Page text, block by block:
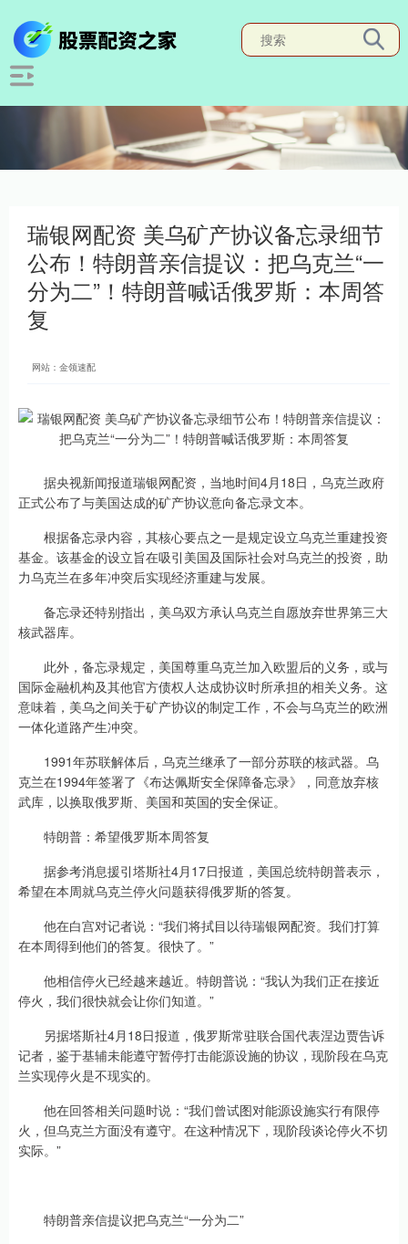
瑞银网配资 美乌矿产协议备忘录细节
公布！特朗普亲信提议：把乌克兰“一
分为二”！特朗普喊话俄罗斯：本周答
复
网站：金领速配
据央视新闻报道瑞银网配资，当地时间4月18日，乌克兰政府
正式公布了与美国达成的矿产协议意向备忘录文本。
根据备忘录内容，其核心要点之一是规定设立乌克兰重建投资
基金。该基金的设立旨在吸引美国及国际社会对乌克兰的投资，助
力乌克兰在多年冲突后实现经济重建与发展。
备忘录还特别指出，美乌双方承认乌克兰自愿放弃世界第三大
核武器库。
此外，备忘录规定，美国尊重乌克兰加入欧盟后的义务，或与
国际金融机构及其他官方债权人达成协议时所承担的相关义务。这
意味着，美乌之间关于矿产协议的制定工作，不会与乌克兰的欧洲
一体化道路产生冲突。
1991年苏联解体后，乌克兰继承了一部分苏联的核武器。乌
克兰在1994年签署了《布达佩斯安全保障备忘录》，同意放弃核
武库，以换取俄罗斯、美国和英国的安全保证。
特朗普：希望俄罗斯本周答复
据参考消息援引塔斯社4月17日报道，美国总统特朗普表示，
希望在本周就乌克兰停火问题获得俄罗斯的答复。
他在白宫对记者说：“我们将拭目以待瑞银网配资。我们打算
在本周得到他们的答复。很快了。”
他相信停火已经越来越近。特朗普说：“我认为我们正在接近
停火，我们很快就会让你们知道。”
另据塔斯社4月18日报道，俄罗斯常驻联合国代表涅边贾告诉
记者，鉴于基辅未能遵守暂停打击能源设施的协议，现阶段在乌克
兰实现停火是不现实的。
他在回答相关问题时说：“我们曾试图对能源设施实行有限停
火，但乌克兰方面没有遵守。在这种情况下，现阶段谈论停火不切
实际。”
特朗普亲信提议把乌克兰“一分为二”